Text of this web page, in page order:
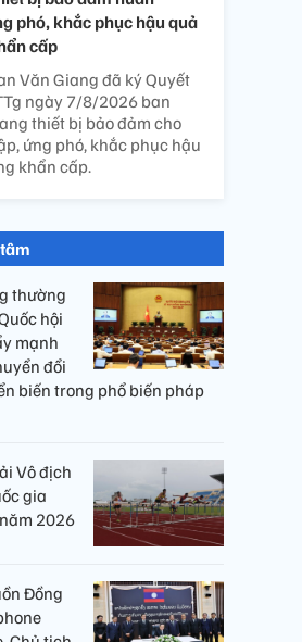
phó, khắc phục hậu quả
cấp
Văn Giang đã ký Quyết
ngày 7/8/2026 ban
thiết bị bảo đảm cho
ứng phó, khắc phục hậu
khẩn cấp.
thường
hội
mạnh
đổi
biến trong phổ biến pháp
Vô địch
gia
2026
Đồng